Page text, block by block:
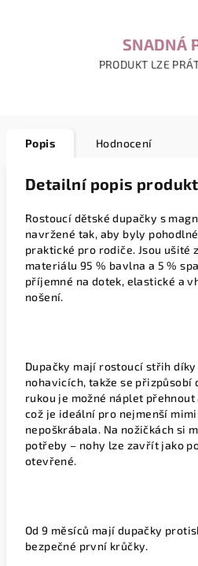
SNADNÁ
PRODUKT LZE
Popis Hodnocení
Detailní popis
Rostoucí dětské dupačky s
navržené tak, aby byly
praktické pro rodiče. Jsou ušité
materiálu95 % bavlna a 5 %
příjemné na dotek, elastické a
nošení.
Dupačky mají rostoucí střih díky
nohavicích, takže se přizpůsobí
rukou je možné náplet
což je ideální pro nejmenší
nepoškrábala. Na nožičkách si
potřeby – nohy lze zavřít jako
otevřené.
Od9 měsíců mají dupačky
bezpečné první krůčky.